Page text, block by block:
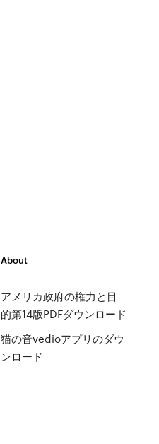
About
アメリカ政府の権力と目
的第14版PDFダウンロード
猫の音vedioアプリのダウ
ンロード